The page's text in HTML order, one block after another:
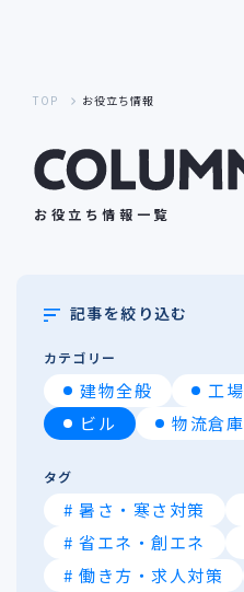
TOP お役立ち情報
お役立ち情報一覧
記事を絞り込む
カテゴリー
建物全般 工場
ビル
物流倉庫
タグ
# 暑さ・寒さ対策
# 省エネ・創エネ
# 働き方・求人対策